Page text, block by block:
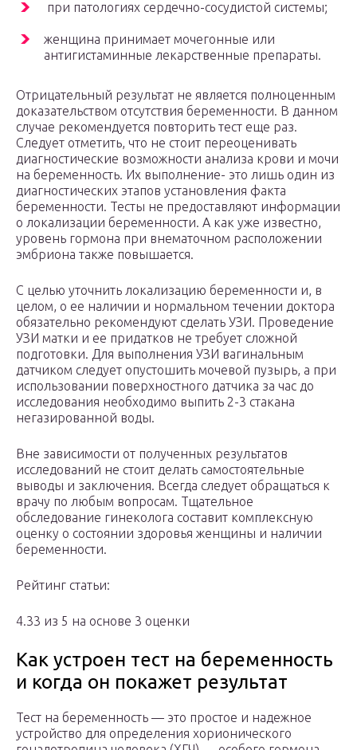
при патологиях сердечно-сосудистой системы;
женщина принимает мочегонные или
антигистаминные лекарственные препараты.
Отрицательный результат не является полноценным
доказательством отсутствия беременности. В данном
случае рекомендуется повторить тест еще раз.
Следует отметить, что не стоит переоценивать
диагностические возможности анализа крови и мочи
на беременность. Их выполнение- это лишь один из
диагностических этапов установления факта
беременности. Тесты не предоставляют информации
о локализации беременности. А как уже известно,
уровень гормона при внематочном расположении
эмбриона также повышается.
С целью уточнить локализацию беременности и, в
целом, о ее наличии и нормальном течении доктора
обязательно рекомендуют сделать УЗИ. Проведение
УЗИ матки и ее придатков не требует cложной
подготовки. Для выполнения УЗИ вагинальным
датчиком следует опустошить мочевой пузырь, а при
использовании поверхностного датчика за час до
исследования необходимо выпить 2-3 стакана
негазированной воды.
Вне зависимости от полученных результатов
исследований не стоит делать самостоятельные
выводы и заключения. Всегда следует обращаться к
врачу по любым вопросам. Тщательное
обследование гинеколога составит комплексную
оценку о состоянии здоровья женщины и наличии
беременности.
Рейтинг статьи:
4.33 из 5 на основе 3 оценки
Как устроен тест на беременность
и когда он покажет результат
Тест на беременность — это простое и надежное
устройство для определения хорионического